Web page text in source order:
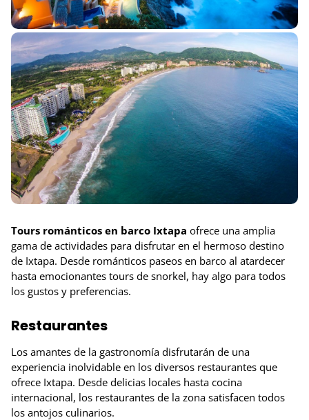
Tours románticos en barco Ixtapa ofrece una amplia
gama de actividades para disfrutar en el hermoso destino
de Ixtapa. Desde románticos paseos en barco al atardecer
hasta emocionantes tours de snorkel, hay algo para todos
los gustos y preferencias.
Restaurantes
Los amantes de la gastronomía disfrutarán de una
experiencia inolvidable en los diversos restaurantes que
ofrece Ixtapa. Desde delicias locales hasta cocina
internacional, los restaurantes de la zona satisfacen todos
los antojos culinarios.